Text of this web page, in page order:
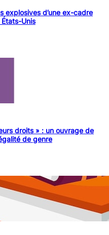
explosives d’une ex-cadre
Unis
droits » : un ouvrage de
de genre